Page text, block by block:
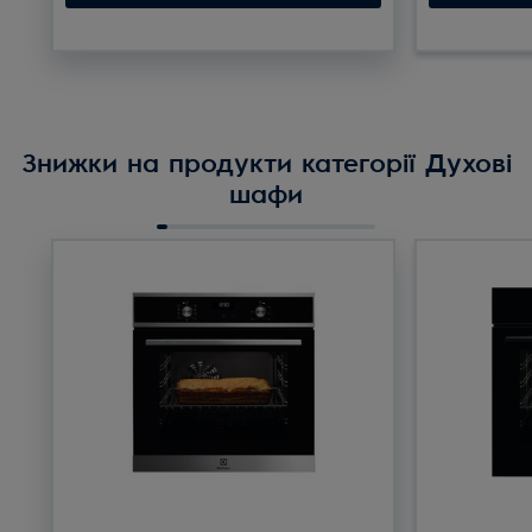
Знижки на продукти категорії Духові
шафи